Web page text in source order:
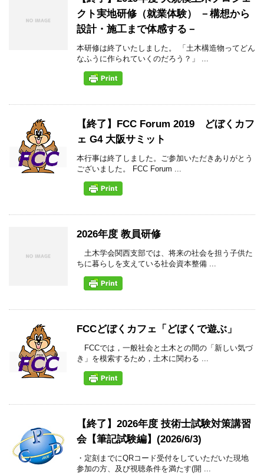
クト実地研修（就業体験） －構想から
設計・施工まで体感する－
本研修は終了いたしました。 「土木構造物ってどん
なふうに作られていくのだろう？」 ...
【終了】FCC Forum 2019 どぼくカフ
ェ G4 大阪サミット
本行事は終了しました。ご参加いただきありがとう
ございました。 FCC Forum ...
2026年度 教員研修
土木学会関西支部では、将来の社会を担う子供た
ちに暮らしを支えている社会資本整備 ...
FCCどぼくカフェ「どぼくで遊ぶ」
FCCでは，一般社会と土木との間の「新しい気づ
き」を模索するため，土木に関わる ...
【終了】2026年度 技術士試験対策講習
会【筆記試験編】(2026/6/3)
・定刻までにQRコード受付をしていただいた現地
参加の方、及び視聴条件を満たす(開 ...